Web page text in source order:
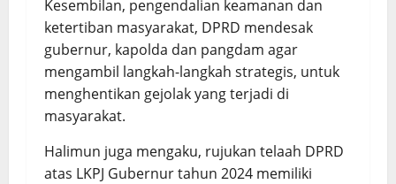
Kesembilan, pengendalian keamanan dan
ketertiban masyarakat, DPRD mendesak
gubernur, kapolda dan pangdam agar
mengambil langkah-langkah strategis, untuk
menghentikan gejolak yang terjadi di
masyarakat.
Halimun juga mengaku, rujukan telaah DPRD
atas LKPJ Gubernur tahun 2024 memiliki